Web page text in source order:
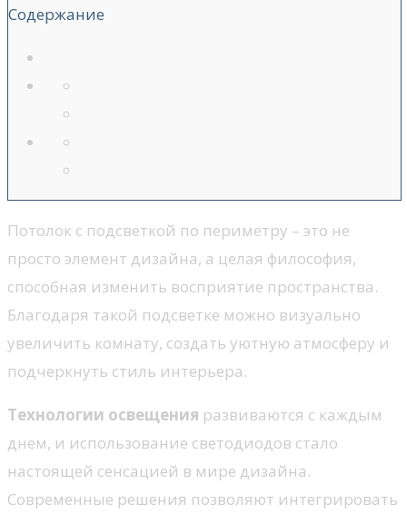
Содержание
Потолок с подсветкой по периметру – это не
просто элемент дизайна, а целая философия,
способная изменить восприятие пространства.
Благодаря такой подсветке можно визуально
увеличить комнату, создать уютную атмосферу и
подчеркнуть стиль интерьера.
Технологии освещения развиваются с каждым
днем, и использование светодиодов стало
настоящей сенсацией в мире дизайна.
Современные решения позволяют интегрировать